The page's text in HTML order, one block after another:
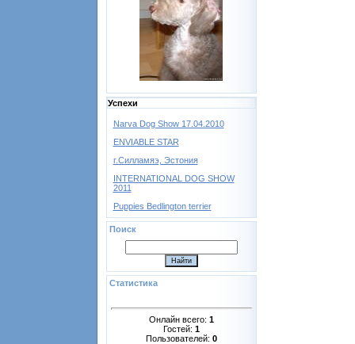
Успехи
Narva Dog Show 17.04.2010
ENVIABLE STAR
г.Силламяэ, Эстония
INTERNATIONAL DOG SHOW
2011
Puppies Bedlington terrier
Поиск
Статистика
Онлайн всего: 1
Гостей: 1
Пользователей: 0